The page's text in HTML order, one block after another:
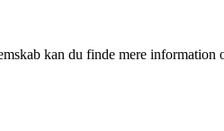
kan du finde mere information